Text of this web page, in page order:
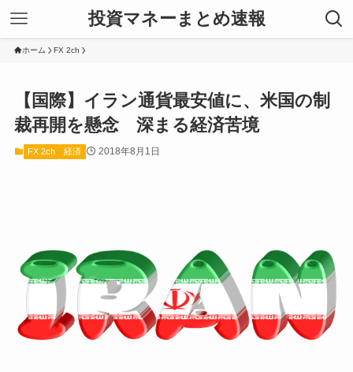
投資マネーまとめ速報
ホーム FX 2ch
【国際】イラン通貨最安値に、米国の制
裁再開を懸念 深まる経済苦境
FX 2ch 経済 2018年8月1日